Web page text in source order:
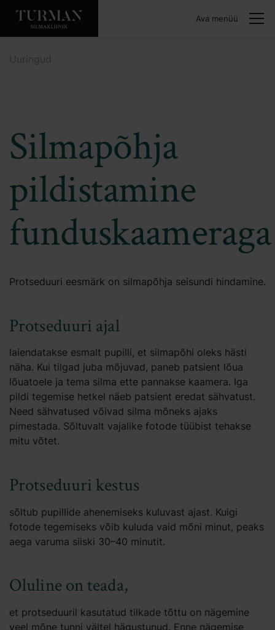
Ava menüü
Uuringud
Silmapõhja
pildistamine
funduskaameraga
Protseduuri eesmärk on silmapõhja seisundi hindamine.
Protseduuri ajal
laiendatakse esmalt pupilli, et silmapõhi oleks hästi
näha. Kui tilgad juba mõjuvad, paneb patsient lõua
lõuatoele ja tema silma ette pannakse kaamera. Iga
pildi tegemise hetkel näeb patsient eredat sähvatust.
Need sähvatused võivad silma mõneks ajaks
pimestada. Sõltuvalt vajalike fotode tüübist tehakse
mitu võtet.
Protseduuri kestus
sõltub pupillide ahenemiseks kuluvast ajast. Kuigi
fotode tegemiseks võib kuluda vaid mõni minut, peaks
aega varuma siiski 30–40 minutit.
Oluline on teada,
et protseduuril kasutatud tilkade tõttu on nägemine
veel mõne tunni vältel hägustunud. Enne nägemise